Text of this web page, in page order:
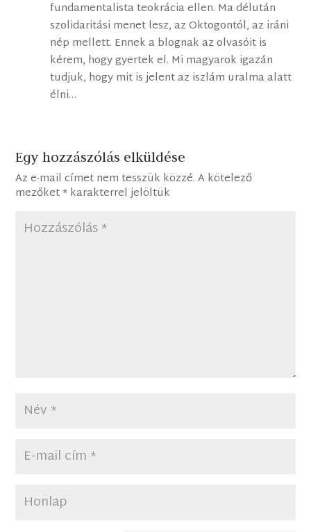
fundamentalista teokrácia ellen. Ma délután
szolidaritási menet lesz, az Oktogontól, az iráni
nép mellett. Ennek a blognak az olvasóit is
kérem, hogy gyertek el. Mi magyarok igazán
tudjuk, hogy mit is jelent az iszlám uralma alatt
élni…
Egy hozzászólás elküldése
Az e-mail címet nem tesszük közzé. A kötelező
mezőket*karakterrel jelöltük